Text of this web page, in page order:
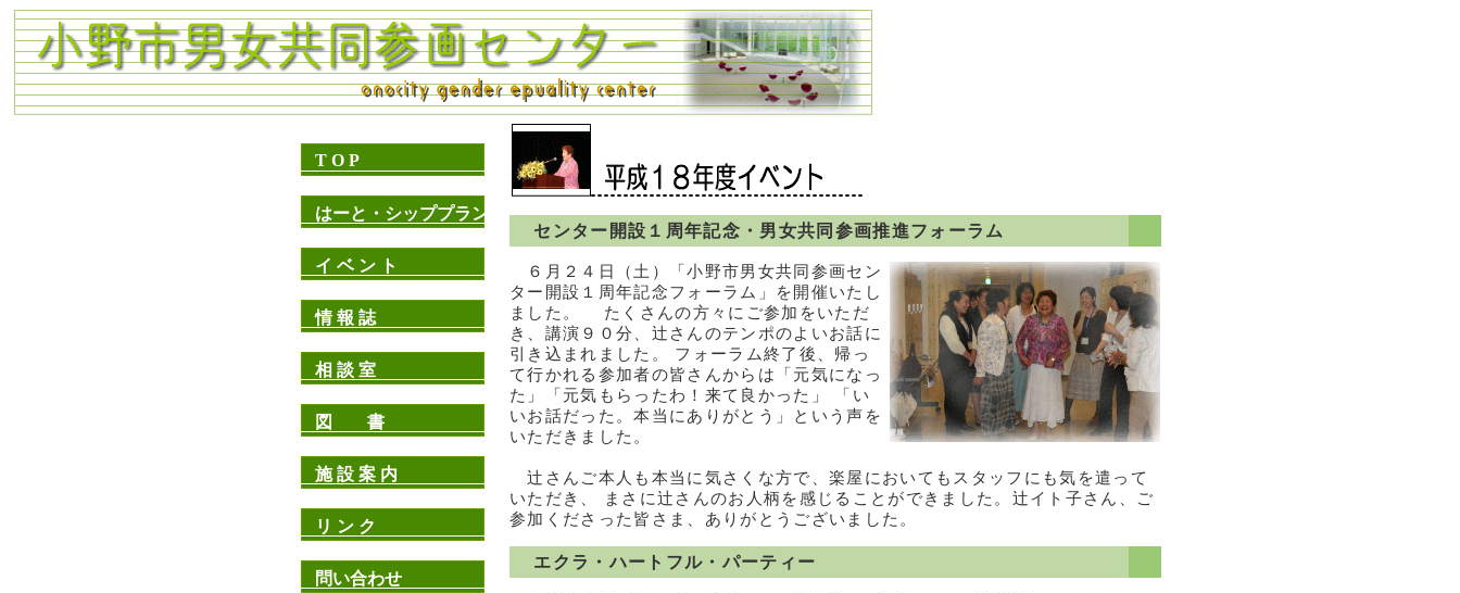
T O P
はーと・シッププラン
イ ベ ン ト
情 報 誌
相 談 室
図 書
施 設 案 内
リ ン ク
問い合わせ
センター開設１周年記念・男女共同参画推進フォーラム
６月２４日（土）「小野市男女共同参画セン
ター開設１周年記念フォーラム」を開催いたし
ました。 たくさんの方々にご参加をいただ
き、講演９０分、辻さんのテンポのよいお話に
引き込まれました。 フォーラム終了後、帰っ
て行かれる参加者の皆さんからは「元気になっ
た」「元気もらったわ！来て良かった」 「い
いお話だった。本当にありがとう」という声を
いただきました。
辻さんご本人も本当に気さくな方で、楽屋においてもスタッフにも気を遣って
いただき、 まさに辻さんのお人柄を感じることができました。辻イト子さん、ご
参加くださった皆さま、ありがとうございました。
エクラ・ハートフル・パーティー